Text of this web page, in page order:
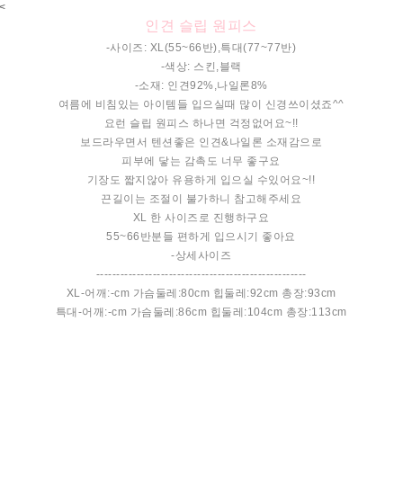
<
인견 슬립 원피스
-사이즈: XL(55~66반),특대(77~77반)
-색상: 스킨,블랙
-소재: 인견92%,나일론8%
여름에 비침있는 아이템들 입으실때 많이 신경쓰이셨죠^^
요런 슬립 원피스 하나면 걱정없어요~!!
보드라우면서 텐션좋은 인견&나일론 소재감으로
피부에 닿는 감촉도 너무 좋구요
기장도 짧지않아 유용하게 입으실 수있어요~!!
끈길이는 조절이 불가하니 참고해주세요
XL 한 사이즈로 진행하구요
55~66반분들 편하게 입으시기 좋아요
-상세사이즈
----------------------------------------------------
XL-어깨:-cm 가슴둘레:80cm 힙둘레:92cm 총장:93cm
특대-어깨:-cm 가슴둘레:86cm 힙둘레:104cm 총장:113cm